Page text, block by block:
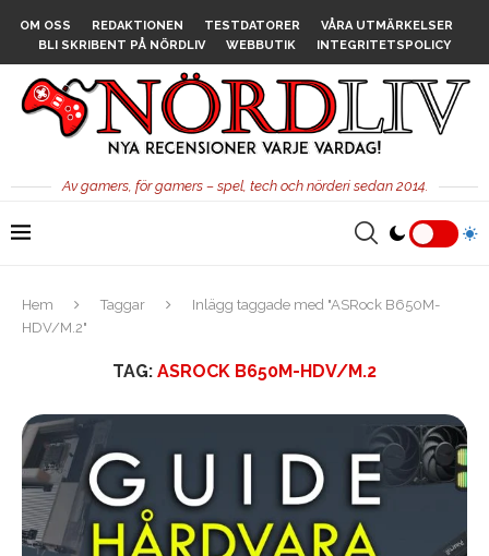
OM OSS REDAKTIONEN TESTDATORER
VÅRA UTMÄRKELSER
BLI SKRIBENT PÅ NÖRDLIV
WEBBUTIK INTEGRITETSPOLICY
Av gamers, för gamers – spel, tech och nörderi sedan 2014.
Hem Taggar
Inlägg taggade med "ASRock B650M-
HDV/M.2"
TAG: ASROCK B650M-HDV/M.2